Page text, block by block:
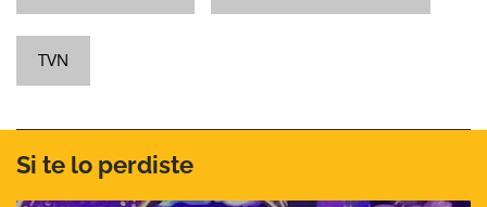
TVN
Si te lo perdiste